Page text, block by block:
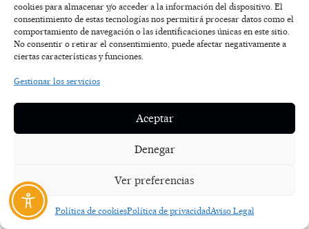
cookies para almacenar y/o acceder a la información del dispositivo. El
consentimiento de estas tecnologías nos permitirá procesar datos como el
comportamiento de navegación o las identificaciones únicas en este sitio.
No consentir o retirar el consentimiento, puede afectar negativamente a
ciertas características y funciones.
Gestionar los servicios
Aceptar
Denegar
Ver preferencias
Política de cookiesPolítica de privacidadAviso Legal
Adriático
se
puede
disfrutar
de
y
rutas